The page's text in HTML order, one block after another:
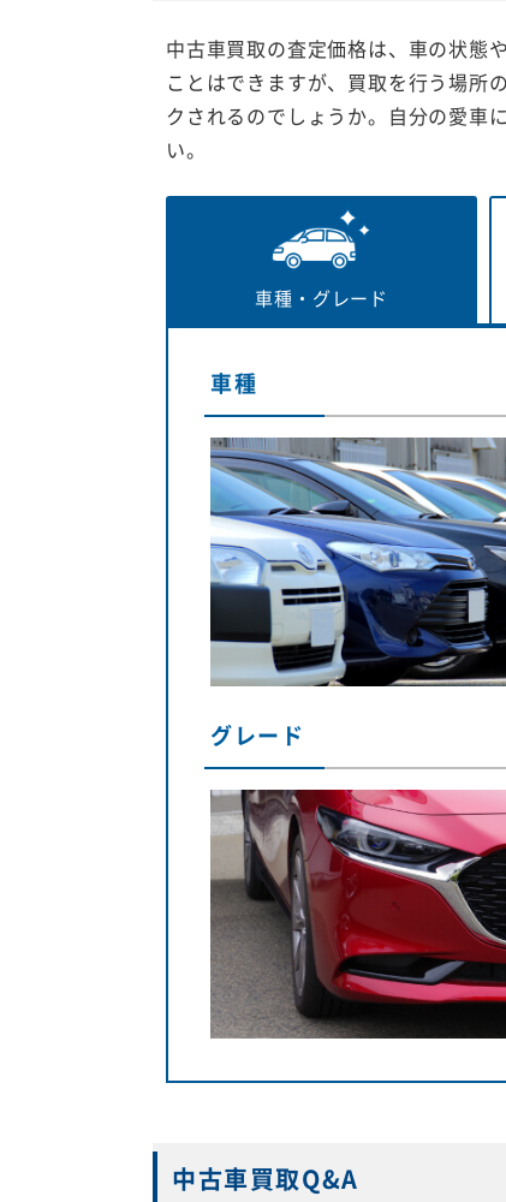
中古車買取の査定価格は、車の状態
ことはできますが、買取を行う場所
クされるのでしょうか。自分の愛車
い。
車種・ グレード
車種
グレード
中古車買取Q&A